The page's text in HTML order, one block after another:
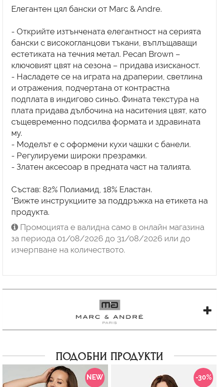
Елегантен цял бански от Marc & Andre.
- Открийте изтънчената елегантност на серията
бански с високогланцови тъкани, въплъщаващи
естетиката на течния метал. Pecan Brown –
ключовият цвят на сезона – придава изисканост.
- Насладете се на играта на драперии, светлина
и отражения, подчертана от контрастна
подплата в индигово синьо. Фината текстура на
плата придава дълбочина на наситения цвят, като
същевременно подсилва формата и здравината
му.
- Моделът е с оформени кухи чашки с банели.
- Регулируеми широки презрамки.
- Златен аксесоар в предната част на талията.
Състав: 82% Полиамид, 18% Еластан.
*Вижте инструкциите за поддръжка на етикета на
продукта.
Промоцията е валидна само в онлайн магазина
за периода 01/08/2026 до 31/08/2026 или до
изчерпване на количеството.
ПОДОБНИ ПРОДУКТИ
NEW -30%